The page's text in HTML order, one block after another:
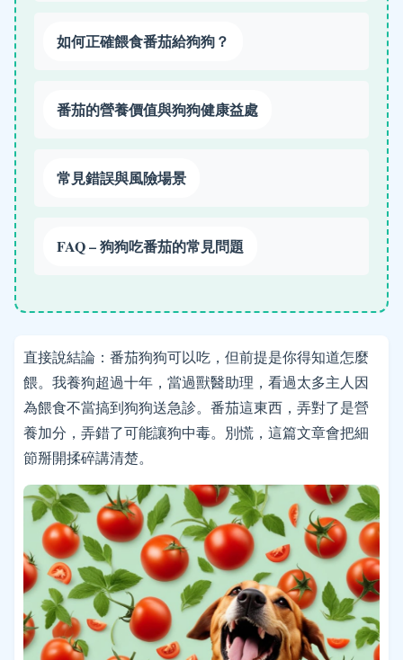
如何正確餵食番茄給狗狗？
番茄的營養價值與狗狗健康益處
常見錯誤與風險場景
FAQ – 狗狗吃番茄的常見問題
直接說結論：番茄狗狗可以吃，但前提是你得知道怎麼
餵。我養狗超過十年，當過獸醫助理，看過太多主人因
為餵食不當搞到狗狗送急診。番茄這東西，弄對了是營
養加分，弄錯了可能讓狗中毒。別慌，這篇文章會把細
節掰開揉碎講清楚。